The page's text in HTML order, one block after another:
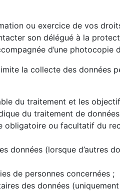
ou exercice de vos
son délégué à la
d’une photocopie
la collecte des données
du traitement et les
du traitement de
obligatoire ou facultatif du
données (lorsque d’autres
de personnes concernées ;
des données